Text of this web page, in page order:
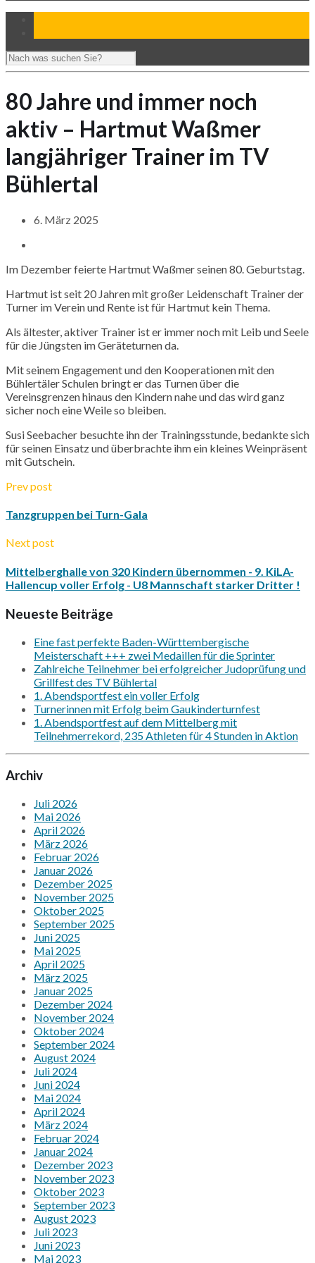
80 Jahre und immer noch
aktiv – Hartmut Waßmer
langjähriger Trainer im TV
Bühlertal
6. März 2025
Im Dezember feierte HartmutWaßmerseinen 80. Geburtstag.
Hartmut ist seit 20 Jahren mit großer Leidenschaft Trainer der
Turner im Verein und Rente ist für Hartmut kein Thema.
Als ältester, aktiver Trainer ist er immer noch mit Leib und Seele
für die Jüngsten im Geräteturnen da.
Mit seinem Engagement und den Kooperationen mit den
Bühlertäler Schulen bringt er das Turnen über die
Vereinsgrenzen hinaus den Kindern nahe und das wird ganz
sicher noch eine Weile so bleiben.
SusiSeebacher besuchte ihn der Trainingsstunde, bedankte sich
für seinen Einsatz und überbrachte ihm ein kleines Weinpräsent
mit Gutschein.
Prev post
Tanzgruppen bei Turn-Gala
Next post
Mittelberghalle von 320 Kindern übernommen - 9. KiLA-
Hallencup voller Erfolg - U8 Mannschaft starker Dritter !
Neueste Beiträge
Eine fast perfekte Baden-Württembergische
Meisterschaft +++ zwei Medaillen für die Sprinter
Zahlreiche Teilnehmer bei erfolgreicher Judoprüfung und
Grillfest des TV Bühlertal
1. Abendsportfest ein voller Erfolg
Turnerinnen mit Erfolg beim Gaukinderturnfest
1. Abendsportfest auf dem Mittelberg mit
Teilnehmerrekord, 235 Athleten für 4 Stunden in Aktion
Archiv
Juli 2026
Mai 2026
April 2026
März 2026
Februar 2026
Januar 2026
Dezember 2025
November 2025
Oktober 2025
September 2025
Juni 2025
Mai 2025
April 2025
März 2025
Januar 2025
Dezember 2024
November 2024
Oktober 2024
September 2024
August 2024
Juli 2024
Juni 2024
Mai 2024
April 2024
März 2024
Februar 2024
Januar 2024
Dezember 2023
November 2023
Oktober 2023
September 2023
August 2023
Juli 2023
Juni 2023
Mai 2023